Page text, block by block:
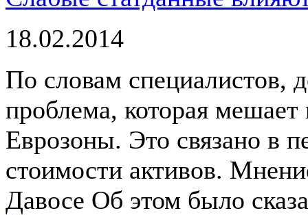
18.02.2014
По словам специалистов,
проблема, которая
Еврозоны. Это связано в
стоимости активов.
Давосе Об этом было